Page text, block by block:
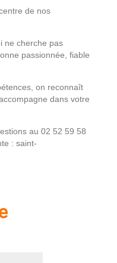
de nos
ne cherche pas
passionnée, fiable
on reconnaît
dans votre
au 02 52 59 58
: saint-